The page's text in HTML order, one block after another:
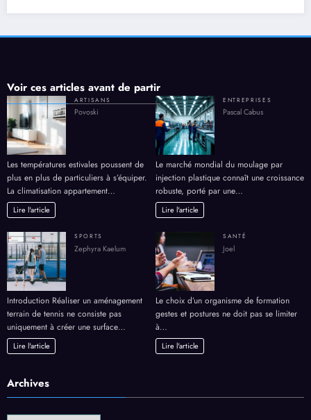
Voir ces articles avant de partir
ARTISANS
Povoski
Les températures estivales poussent de
plus en plus de particuliers à s’équiper.
La climatisation appartement…
Lire l'article
ENTREPRISES
Pascal Cabus
Le marché mondial du moulage par
injection plastique connaît une croissance
robuste, porté par une…
Lire l'article
SPORTS
Zephyra Kaelum
Introduction Réaliser un aménagement
terrain de tennis ne consiste pas
uniquement à créer une surface…
Lire l'article
SANTÉ
Joel
Le choix d’un organisme de formation
gestes et postures ne doit pas se limiter
à…
Lire l'article
Archives